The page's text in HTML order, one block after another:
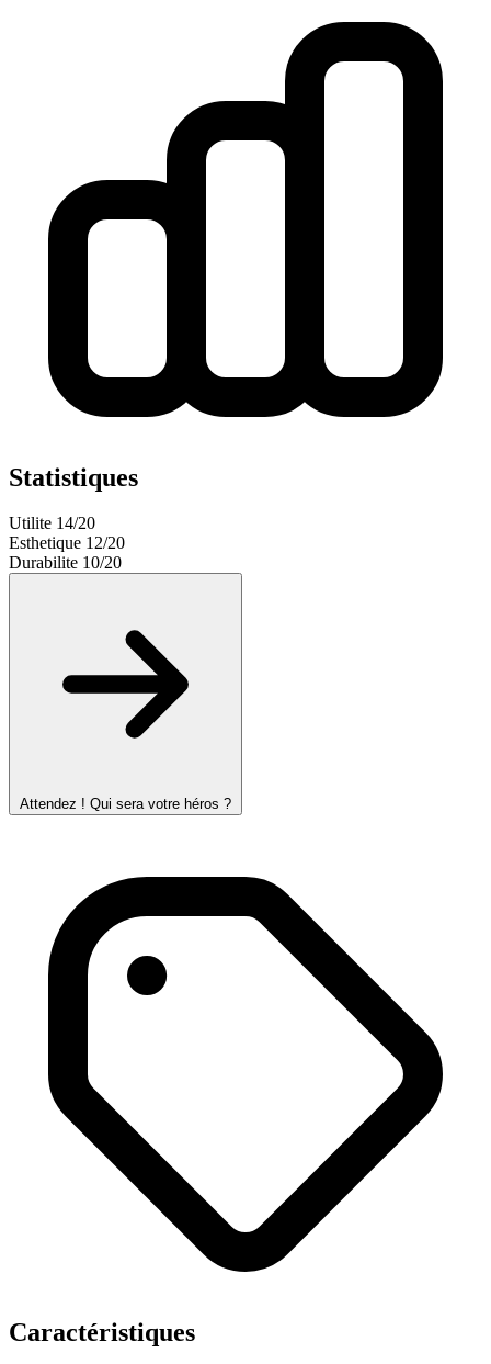
Statistiques
Utilite 14/20
Esthetique 12/20
Durabilite 10/20
Attendez ! Qui sera votre héros ?
Caractéristiques